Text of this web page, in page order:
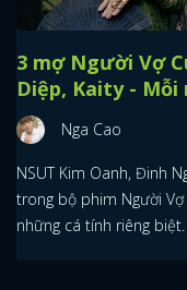
3 mợ Người Vợ
Diệp, Kaity -
Nga Cao
NSUT Kim Oanh, Đinh
trong bộ phim Người Vợ
những cá tính riêng biệt.